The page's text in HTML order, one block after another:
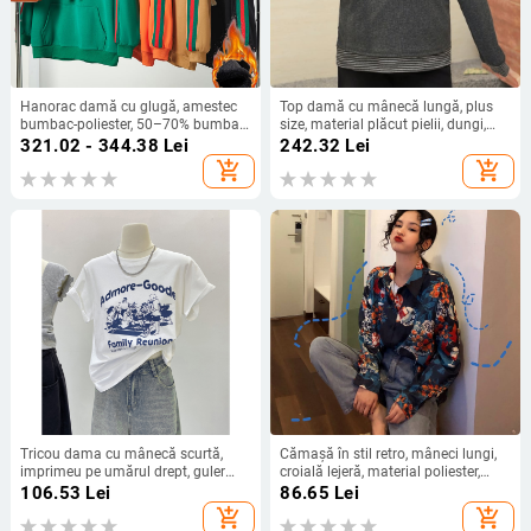
Hanorac damă cu glugă, amestec
bumbac-poliester, 50–70% bumbac,
stil Japonez și Coreea de relaxare,
321.02 - 344.38 Lei
add_shopping_cart
Top damă cu mânecă lungă, plus
size, material plăcut pielii, dungi,
patchwork color-block
242.32 Lei
add_shopping_cart
Tricou dama cu mânecă scurtă,
imprimeu pe umărul drept, guler
rotund, croială lejeră, lungime
106.53 Lei
add_shopping_cart
Cămașă în stil retro, mâneci lungi,
croială lejeră, material poliester,
imprimeu cu mici sticle de vin
86.65 Lei
add_shopping_cart